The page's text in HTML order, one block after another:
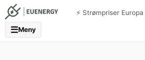
⚡️ Strømpriser Europa
☰Meny